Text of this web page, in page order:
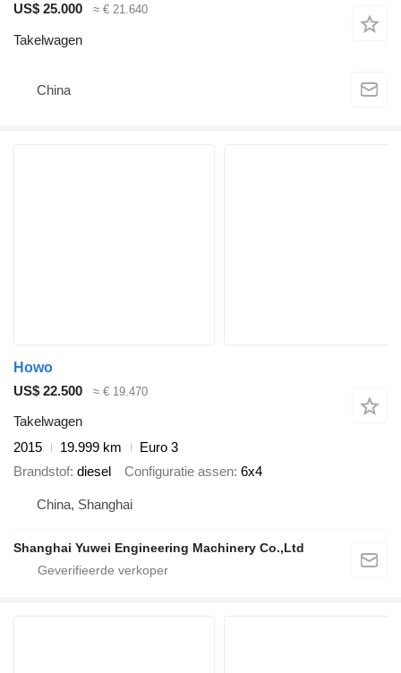
US$ 25.000
≈ € 21.640
Takelwagen
China
Howo
US$ 22.500
≈ € 19.470
Takelwagen
2015
19.999 km
Euro 3
Brandstof diesel Configuratie assen 6x4
China, Shanghai
Shanghai Yuwei Engineering Machinery Co.,Ltd